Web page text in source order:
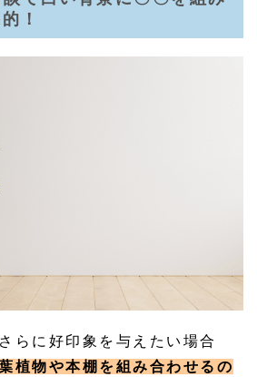
！
らに好印象を与えたい場合
植物や本棚を組み合わせるの